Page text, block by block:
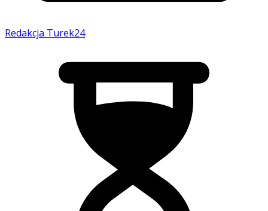
Redakcja Turek24